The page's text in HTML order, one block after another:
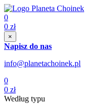
0
0 zł
×
Napisz do nas
info@planetachoinek.pl
0
0 zł
Według typu